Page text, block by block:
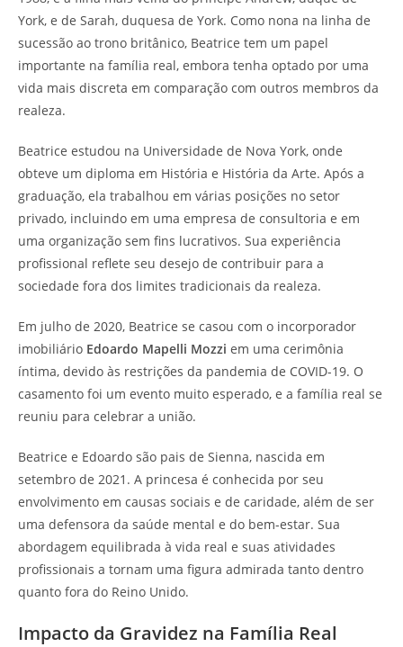
York, e de Sarah, duquesa de York. Como nona na linha de
sucessão ao trono britânico, Beatrice tem um papel
importante na família real, embora tenha optado por uma
vida mais discreta em comparação com outros membros da
realeza.
Beatrice estudou na Universidade de Nova York, onde
obteve um diploma em História e História da Arte. Após a
graduação, ela trabalhou em várias posições no setor
privado, incluindo em uma empresa de consultoria e em
uma organização sem fins lucrativos. Sua experiência
profissional reflete seu desejo de contribuir para a
sociedade fora dos limites tradicionais da realeza.
Em julho de 2020, Beatrice se casou com o incorporador
imobiliário Edoardo Mapelli Mozzi em uma cerimônia
íntima, devido às restrições da pandemia de COVID-19. O
casamento foi um evento muito esperado, e a família real se
reuniu para celebrar a união.
Beatrice e Edoardo são pais de Sienna, nascida em
setembro de 2021. A princesa é conhecida por seu
envolvimento em causas sociais e de caridade, além de ser
uma defensora da saúde mental e do bem-estar. Sua
abordagem equilibrada à vida real e suas atividades
profissionais a tornam uma figura admirada tanto dentro
quanto fora do Reino Unido.
Impacto da Gravidez na Família Real